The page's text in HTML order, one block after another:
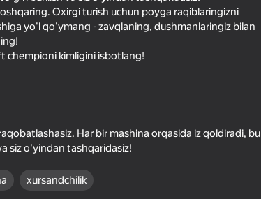
Oʻyin haqida batafsil
Oxirgi turish uchun poyga raqiblaringizni
yo'l qo'ymang - zavqlaning, dushmanlaringiz bilan
chempioni kimligini isbotlang!
Har bir mashina orqasida iz qoldiradi, bu
siz o'yindan tashqaridasiz!
xursandchilik